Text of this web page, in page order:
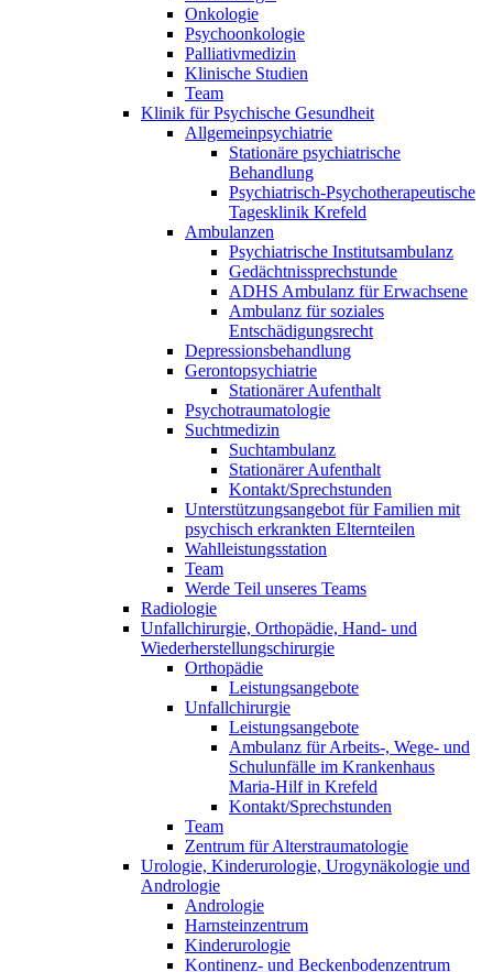
Onkologie
Psychoonkologie
Palliativmedizin
Klinische Studien
Team
Klinik für Psychische Gesundheit
Allgemeinpsychiatrie
Stationäre psychiatrische
Behandlung
Psychiatrisch-Psychotherapeutische
Tagesklinik Krefeld
Ambulanzen
Psychiatrische Institutsambulanz
Gedächtnissprechstunde
ADHS Ambulanz für Erwachsene
Ambulanz für soziales
Entschädigungsrecht
Depressionsbehandlung
Gerontopsychiatrie
Stationärer Aufenthalt
Psychotraumatologie
Suchtmedizin
Suchtambulanz
Stationärer Aufenthalt
Kontakt/Sprechstunden
Unterstützungsangebot für Familien mit
psychisch erkrankten Elternteilen
Wahlleistungsstation
Team
Werde Teil unseres Teams
Radiologie
Unfallchirurgie, Orthopädie, Hand- und
Wiederherstellungschirurgie
Orthopädie
Leistungsangebote
Unfallchirurgie
Leistungsangebote
Ambulanz für Arbeits-, Wege- und
Schulunfälle im Krankenhaus
Maria-Hilf in Krefeld
Kontakt/Sprechstunden
Team
Zentrum für Alterstraumatologie
Urologie, Kinderurologie, Urogynäkologie und
Andrologie
Andrologie
Harnsteinzentrum
Kinderurologie
Kontinenz- und Beckenbodenzentrum